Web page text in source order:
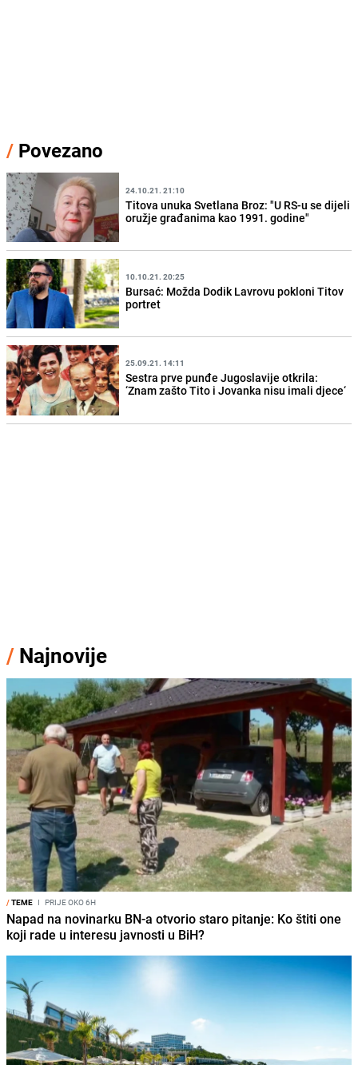
/ Povezano
24.10.21. 21:10
Titova unuka Svetlana Broz: "U RS-u se dijeli
oružje građanima kao 1991. godine"
10.10.21. 20:25
Bursać: Možda Dodik Lavrovu pokloni Titov
portret
25.09.21. 14:11
Sestra prve punđe Jugoslavije otkrila:
‘Znam zašto Tito i Jovanka nisu imali djece‘
/ Najnovije
/TEME I PRIJE OKO 6H
Napad na novinarku BN-a otvorio staro pitanje: Ko štiti one
koji rade u interesu javnosti u BiH?